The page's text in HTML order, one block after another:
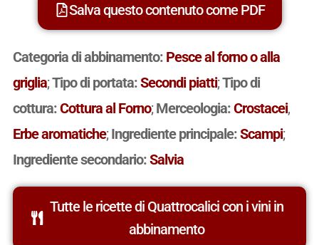
Salva questo contenuto come PDF
Categoria di abbinamento: Pesce al forno o alla
griglia;Tipo di portata:Secondi piatti;Tipo di
cottura:Cottura al Forno;Merceologia:Crostacei,
Erbe aromatiche;Ingrediente principale:Scampi;
Ingrediente secondario:Salvia
Tutte le ricette di Quattrocalici con i vini in
abbinamento